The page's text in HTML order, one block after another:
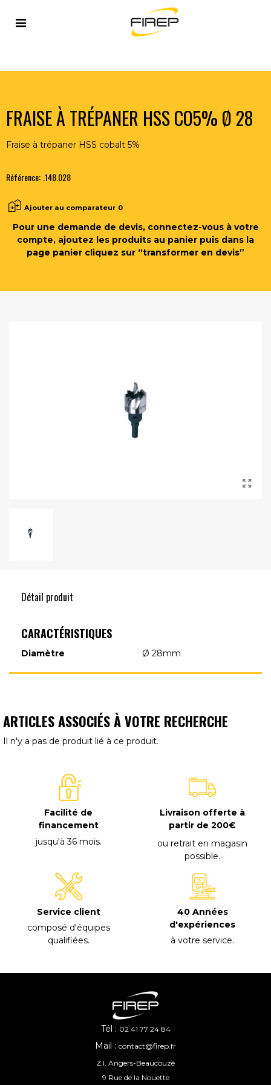
Accueil OUTILLAGE DU SOUDEUR >
FRAISE À TRÉPANER HSS CO5% Ø 28
FRAISE À TRÉPANER HSS CO5% Ø 28
Fraise à trépaner HSS cobalt 5%
Référence: .148.028
Ajouter au comparateur 0
Pour une demande de devis, connectez-vous à votre
compte, ajoutez les produits au panier puis dans la
page panier cliquez sur “transformer en devis”
Détail produit
CARACTÉRISTIQUES
Diamètre Ø 28mm
ARTICLES ASSOCIÉS À VOTRE RECHERCHE
Il n'y a pas de produit lié à ce produit.
Facilité de
financement
jusqu'à 36 mois.
Livraison offerte à
partir de 200€
ou retrait en magasin
possible.
Service client
composé d'équipes
qualifiées.
40 Années
d'expériences
à votre service.
Tél : 02 41 77 24 84
Mail : contact@firep.fr
Z.I. Angers-Beaucouzé
9 Rue de la Nouette